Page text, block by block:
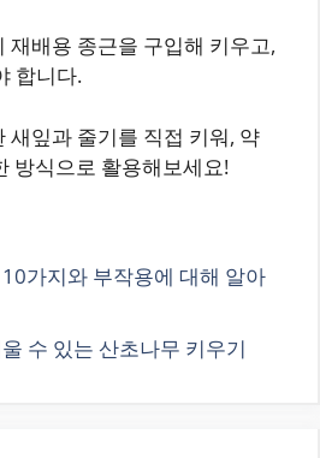
재배용 종근을 구입해 키우고,
합니다.
새잎과 줄기를 직접 키워, 약
방식으로 활용해보세요!
가지와 부작용에 대해 알아
수 있는 산초나무 키우기